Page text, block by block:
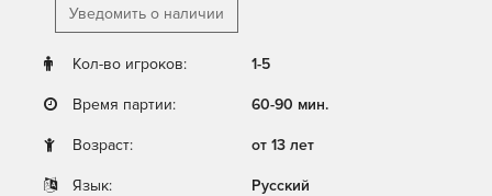
Уведомить о наличии
Кол-во игроков: 1-5
Время партии: 60-90 мин.
Возраст: от 13 лет
Язык: Русский